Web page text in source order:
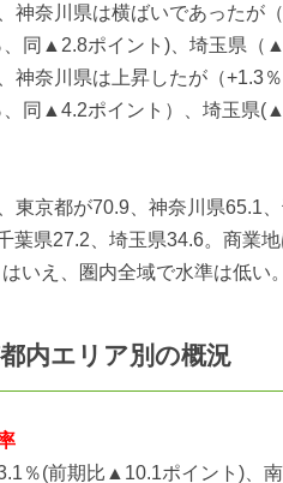
神奈川県は横ばいであったが
、同▲2.8ポイント)、埼玉県（
神奈川県は上昇したが（+1.3
、同▲4.2ポイント）、埼玉県
東京都が70.9、神奈川県65.1
葉県27.2、埼玉県34.6。商業
いえ、圏内全域で水準は低い。
内エリア別の概況
％(前期比▲10.1ポイント)、